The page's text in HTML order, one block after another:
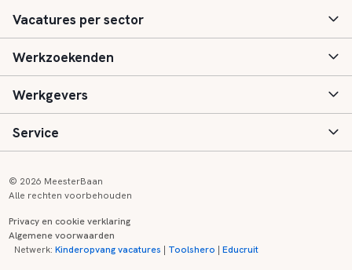
Vacatures per sector
Basisonderwijs
Speciaal (basis) onderwijs
Voortgezet onderwijs
Kinderopvang
Werkzoekenden
Aanmelden
Vacatures
Zij-instroom informatie
Werkgevers
Inloggen
Registreren
Service
Onderwijs links
© 2026 MeesterBaan
Alle rechten voorbehouden
Privacy en cookie verklaring
Algemene voorwaarden
Netwerk:Kinderopvang vacatures | Toolshero |Educruit